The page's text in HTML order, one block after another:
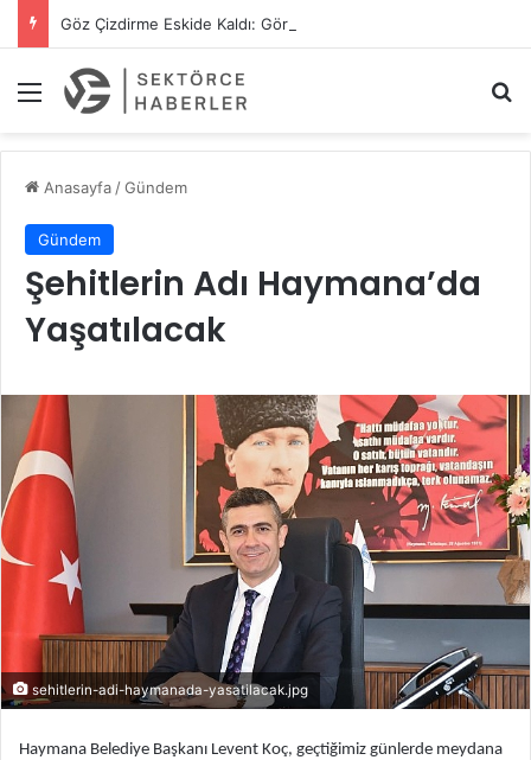
Menü
Anasayfa/Gündem
Gündem
Şehitlerin Adı Haymana’da
Yaşatılacak
sehitlerin-adi-haymanada-yasatilacak.jpg
Haymana Belediye Başkanı Levent Koç, geçtiğimiz günlerde meydana